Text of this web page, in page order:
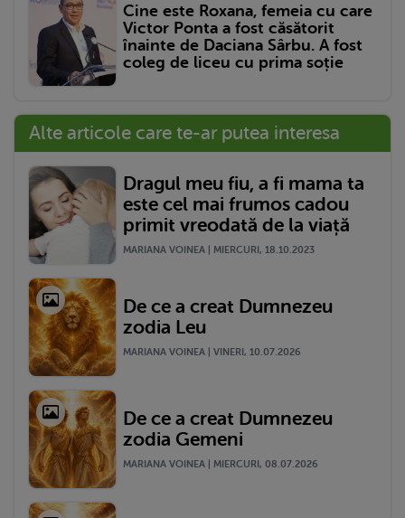
Cine este Roxana, femeia cu care
Victor Ponta a fost căsătorit
înainte de Daciana Sârbu. A fost
coleg de liceu cu prima soție
Alte articole care te-ar putea interesa
Dragul meu fiu, a fi mama ta
este cel mai frumos cadou
primit vreodată de la viață
MARIANA VOINEA | MIERCURI, 18.10.2023
De ce a creat Dumnezeu
zodia Leu
MARIANA VOINEA | VINERI, 10.07.2026
De ce a creat Dumnezeu
zodia Gemeni
MARIANA VOINEA | MIERCURI, 08.07.2026